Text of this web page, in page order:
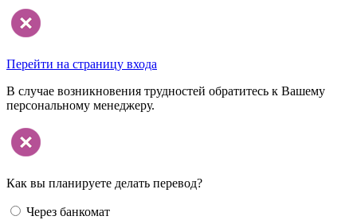
Перейти на страницу входа
В случае возникновения трудностей обратитесь к Вашему
персональному менеджеру.
Как вы планируете делать перевод?
Через банкомат